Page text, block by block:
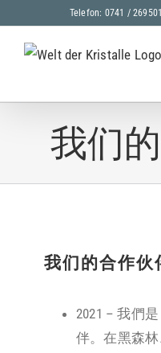
content
Telefon: 0741 /
我们
我们的合作伙
2021 – 我們
伴。在黑森